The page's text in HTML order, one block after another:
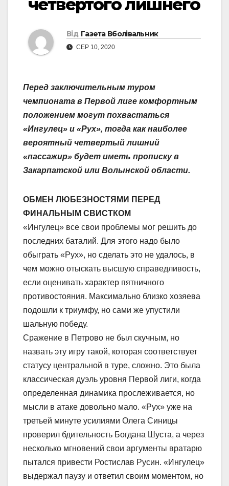
четвертого лишнего
Від Газета Вболівальник
СЕР 10, 2020
Перед заключительным туром
чемпионата в Первой лиге комфортным
положением могут похвастаться
«Ингулец» и «Рух», тогда как наиболее
вероятный четвертый лишний
«пассажир» будет иметь прописку в
Закарпатской или Волынской области.
ОБМЕН ЛЮБЕЗНОСТЯМИ ПЕРЕД
ФИНАЛЬНЫМ СВИСТКОМ
«Ингулец» все свои проблемы мог решить до
последних баталий. Для этого надо было
обыграть «Рух», но сделать это не удалось, в
чем можно отыскать высшую справедливость,
если оценивать характер пятничного
противостояния. Максимально близко хозяева
подошли к триумфу, но сами же упустили
шальную победу.
Сражение в Петрово не был скучным, но
назвать эту игру такой, которая соответствует
статусу центральной в туре, сложно. Это была
классическая дуэль уровня Первой лиги, когда
определенная динамика прослеживается, но
мысли в атаке довольно мало. «Рух» уже на
третьей минуте усилиями Олега Синицы
проверил бдительность Богдана Шуста, а через
несколько мгновений свои аргументы вратарю
пытался привести Ростислав Русин. «Ингулец»
выдержал паузу и ответил своим моментом, но